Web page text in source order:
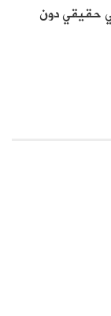
حقيقي دون